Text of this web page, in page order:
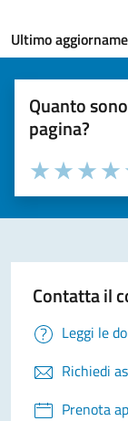
Ultimo
Quanto
pagina?
Valuta la
Seleziona il
Valuta
Valuta 2
Valuta 1 stelle
Contatta il
Leggi le
Richiedi
Prenota